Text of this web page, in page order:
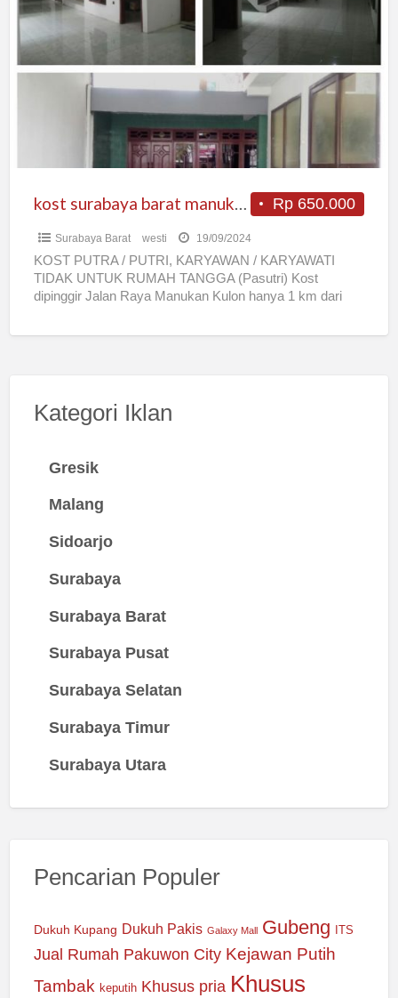
surabaya
barat
manukan
Rp 650.000
kost surabaya barat manukan
Surabaya Barat westi 19/09/2024
KOST PUTRA / PUTRI, KARYAWAN / KARYAWATI
TIDAK UNTUK RUMAH TANGGA (Pasutri) Kost
dipinggir Jalan Raya Manukan Kulon hanya 1 km dari
Kategori Iklan
Gresik
Malang
Sidoarjo
Surabaya
Surabaya Barat
Surabaya Pusat
Surabaya Selatan
Surabaya Timur
Surabaya Utara
Pencarian Populer
Dukuh Kupang Dukuh Pakis Galaxy Mall Gubeng ITS
Jual Rumah Pakuwon City Kejawan Putih
Tambak keputih Khusus pria Khusus